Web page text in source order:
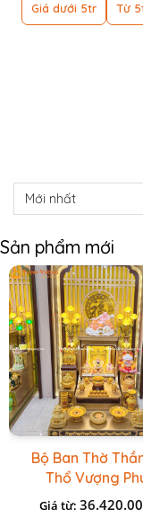
Giá dưới 5tr Từ
Sản phẩm mới
Bộ Ban Thờ
Thổ Vượng
Trường + Bộ
Cao Cấp Gấm
Giá từ: